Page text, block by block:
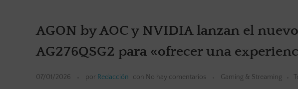
AGON by AOC y NVIDIA lanzan el
AG276QSG2 para «ofrecer una
07/01/2026 por Redacción con No hay comentarios Gaming & Streaming